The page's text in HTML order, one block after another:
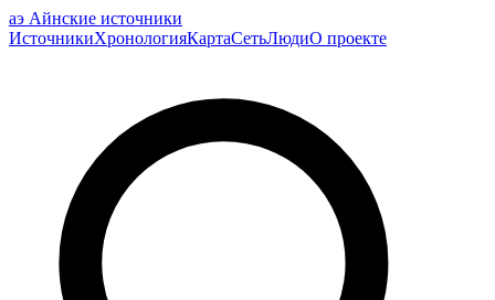
аэ Айнские источники
ИсточникиХронологияКартаСетьЛюдиО проекте